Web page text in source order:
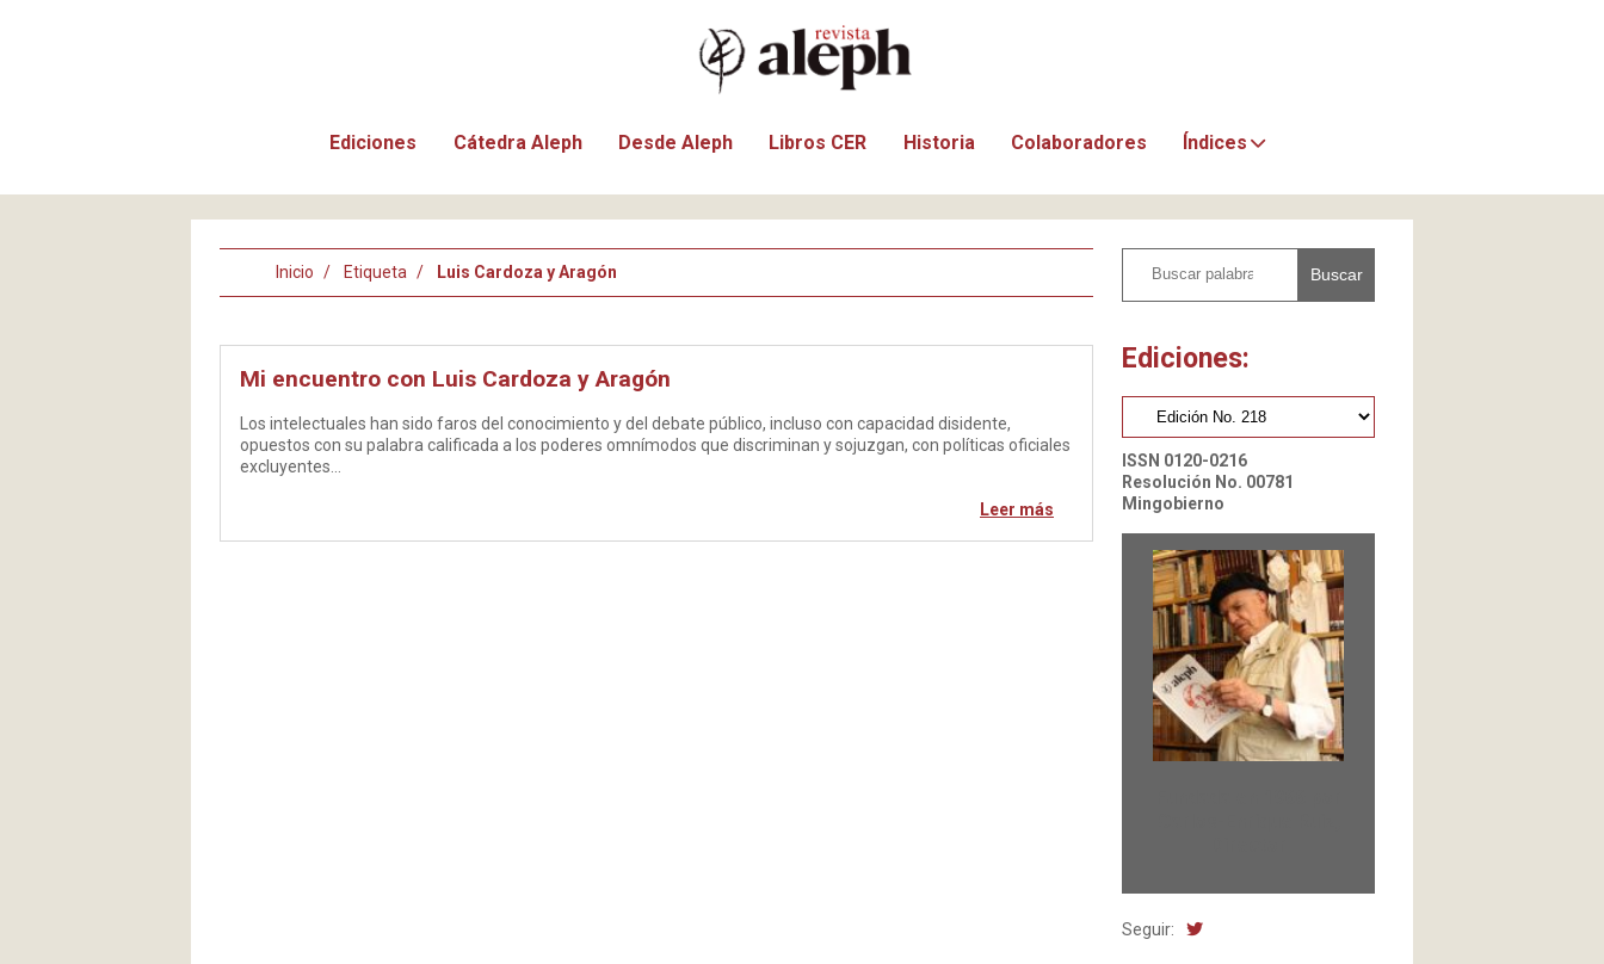
Ediciones Cátedra Aleph Desde Aleph Libros CER Historia Colaboradores Índices
Inicio Etiqueta Luis Cardoza y Aragón
Mi encuentro con Luis Cardoza y Aragón
Los intelectuales han sido faros del conocimiento y del debate público, incluso con capacidad disidente,
opuestos con su palabra calificada a los poderes omnímodos que discriminan y sojuzgan, con políticas oficiales
excluyentes…
Leer más
Buscar
Ediciones:
ISSN 0120-0216
Resolución No. 00781
Mingobierno
Seguir: